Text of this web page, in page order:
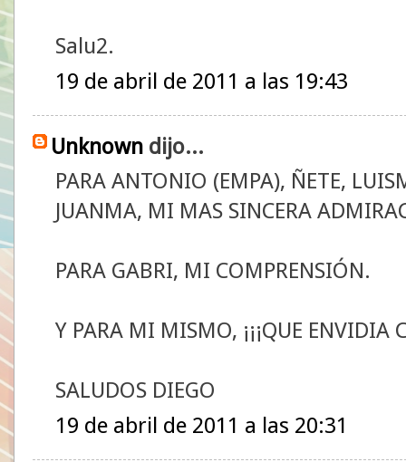
Salu2.
19 de abril de 2011 a las 19:43
Unknown dijo...
PARA ANTONIO (EMPA), ÑETE,
JUANMA, MI MAS SINCERA
PARA GABRI, MI COMPRENSIÓN.
Y PARA MI MISMO, ¡¡¡QUE ENVIDIA
SALUDOS DIEGO
19 de abril de 2011 a las 20:31